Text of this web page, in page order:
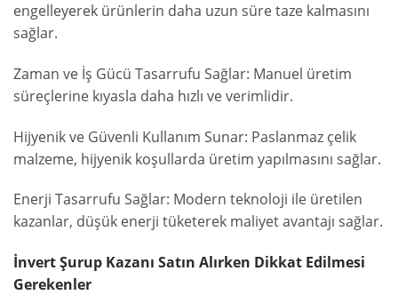
engelleyerek ürünlerin daha uzun süre taze kalmasını
sağlar.
Zaman ve İş Gücü Tasarrufu Sağlar: Manuel üretim
süreçlerine kıyasla daha hızlı ve verimlidir.
Hijyenik ve Güvenli Kullanım Sunar: Paslanmaz çelik
malzeme, hijyenik koşullarda üretim yapılmasını sağlar.
Enerji Tasarrufu Sağlar: Modern teknoloji ile üretilen
kazanlar, düşük enerji tüketerek maliyet avantajı sağlar.
İnvert Şurup Kazanı Satın Alırken Dikkat Edilmesi
Gerekenler